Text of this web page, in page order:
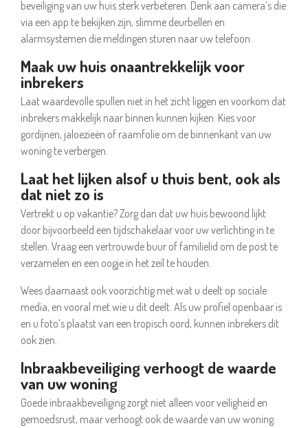
beveiliging van uw huis sterk verbeteren. Denk aan camera’s die
via een app te bekijken zijn, slimme deurbellen en
alarmsystemen die meldingen sturen naar uw telefoon.
Maak uw huis onaantrekkelijk voor
inbrekers
Laat waardevolle spullen niet in het zicht liggen en voorkom dat
inbrekers makkelijk naar binnen kunnen kijken. Kies voor
gordijnen, jaloezieën of raamfolie om de binnenkant van uw
woning te verbergen.
Laat het lijken alsof u thuis bent, ook als
dat niet zo is
Vertrekt u op vakantie? Zorg dan dat uw huis bewoond lijkt
door bijvoorbeeld een tijdschakelaar voor uw verlichting in te
stellen. Vraag een vertrouwde buur of familielid om de post te
verzamelen en een oogje in het zeil te houden.
Wees daarnaast ook voorzichtig met wat u deelt op sociale
media, en vooral met wie u dit deelt. Als uw profiel openbaar is
en u foto’s plaatst van een tropisch oord, kunnen inbrekers dit
ook zien.
Inbraakbeveiliging verhoogt de waarde
van uw woning
Goede inbraakbeveiliging zorgt niet alleen voor veiligheid en
gemoedsrust, maar verhoogt ook de waarde van uw woning.